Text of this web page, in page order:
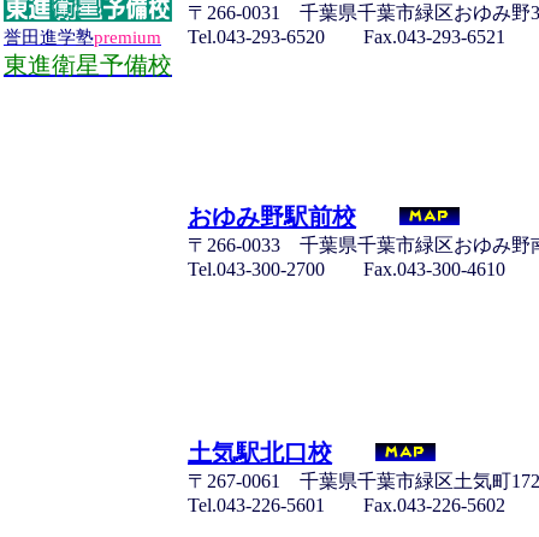
誉田進学塾premium
東進衛星予備校
〒266-0031 千葉県千葉市緑区おゆみ野
Tel.043-293-6520 Fax.043-293-6521
おゆみ野駅前校
〒266-0033 千葉県千葉市緑区おゆみ野
Tel.043-300-2700 Fax.043-300-4610
土気駅北口校
〒267-0061 千葉県千葉市緑区土気町
Tel.043-226-5601 Fax.043-226-5602